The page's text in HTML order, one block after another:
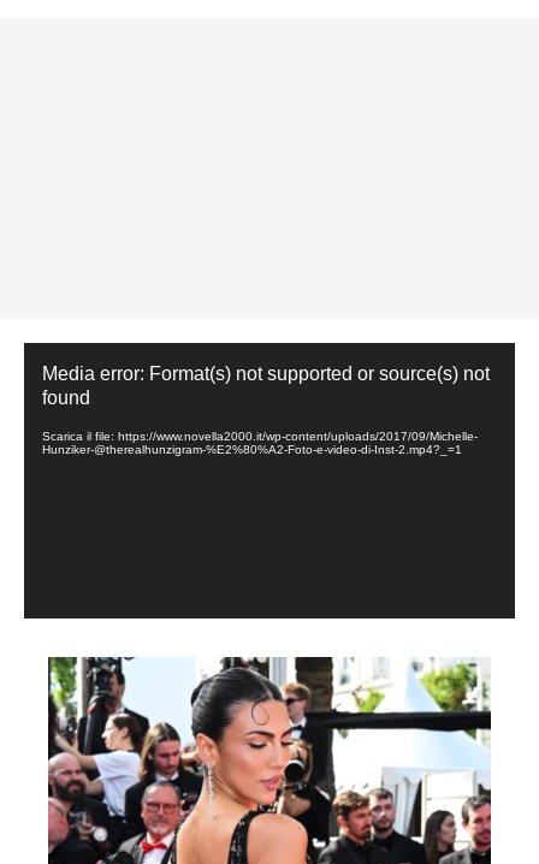
Player
Media error: Format(s) not supported or source(s) not
found
Scarica il file: https://www.novella2000.it/wp-content/uploads/2017/09/Michelle-
Hunziker-@therealhunzigram-%E2%80%A2-Foto-e-video-di-Inst-2.mp4?_=1